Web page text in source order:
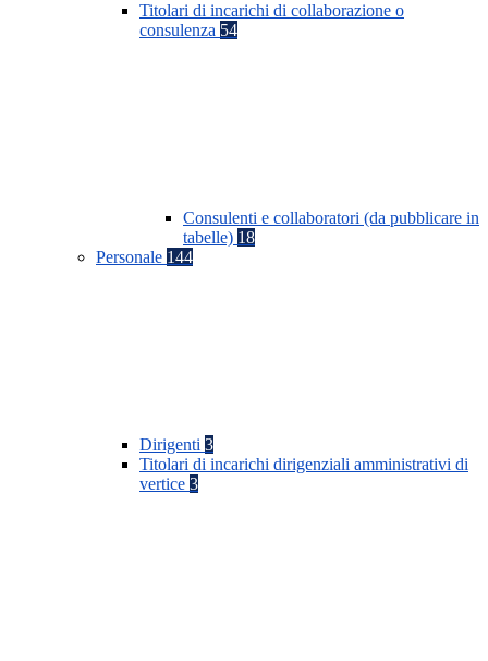
Titolari di incarichi di collaborazione o
consulenza 54
Consulenti e collaboratori (da pubblicare in
tabelle) 18
Personale 144
Dirigenti 3
Titolari di incarichi dirigenziali amministrativi di
vertice 3